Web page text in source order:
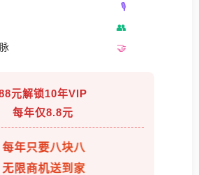
元解锁10年VIP
每年仅8.8元
每年只要八块八
无限商机送到家